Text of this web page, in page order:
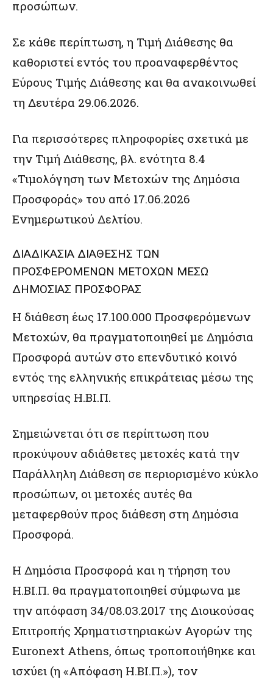
προσώπων.
Σε κάθε περίπτωση, η Τιμή Διάθεσης θα
καθοριστεί εντός του προαναφερθέντος
Εύρους Τιμής Διάθεσης και θα ανακοινωθεί
τη Δευτέρα 29.06.2026.
Για περισσότερες πληροφορίες σχετικά με
την Τιμή Διάθεσης, βλ. ενότητα 8.4
«Τιμολόγηση των Μετοχών της Δημόσια
Προσφοράς» του από 17.06.2026
Ενημερωτικού Δελτίου.
ΔΙΑΔΙΚΑΣΙΑ ΔΙΑΘΕΣΗΣ ΤΩΝ
ΠΡΟΣΦΕΡΟΜΕΝΩΝ ΜΕΤΟΧΩΝ ΜΕΣΩ
ΔΗΜΟΣΙΑΣ ΠΡΟΣΦΟΡΑΣ
Η διάθεση έως 17.100.000 Προσφερόμενων
Μετοχών, θα πραγματοποιηθεί με Δημόσια
Προσφορά αυτών στο επενδυτικό κοινό
εντός της ελληνικής επικράτειας μέσω της
υπηρεσίας Η.ΒΙ.Π.
Σημειώνεται ότι σε περίπτωση που
προκύψουν αδιάθετες μετοχές κατά την
Παράλληλη Διάθεση σε περιορισμένο κύκλο
προσώπων, οι μετοχές αυτές θα
μεταφερθούν προς διάθεση στη Δημόσια
Προσφορά.
Η Δημόσια Προσφορά και η τήρηση του
Η.ΒΙ.Π. θα πραγματοποιηθεί σύμφωνα με
την απόφαση 34/08.03.2017 της Διοικούσας
Επιτροπής Χρηματιστηριακών Αγορών της
Euronext Athens, όπως τροποποιήθηκε και
ισχύει (η «Απόφαση Η.ΒΙ.Π.»), τον